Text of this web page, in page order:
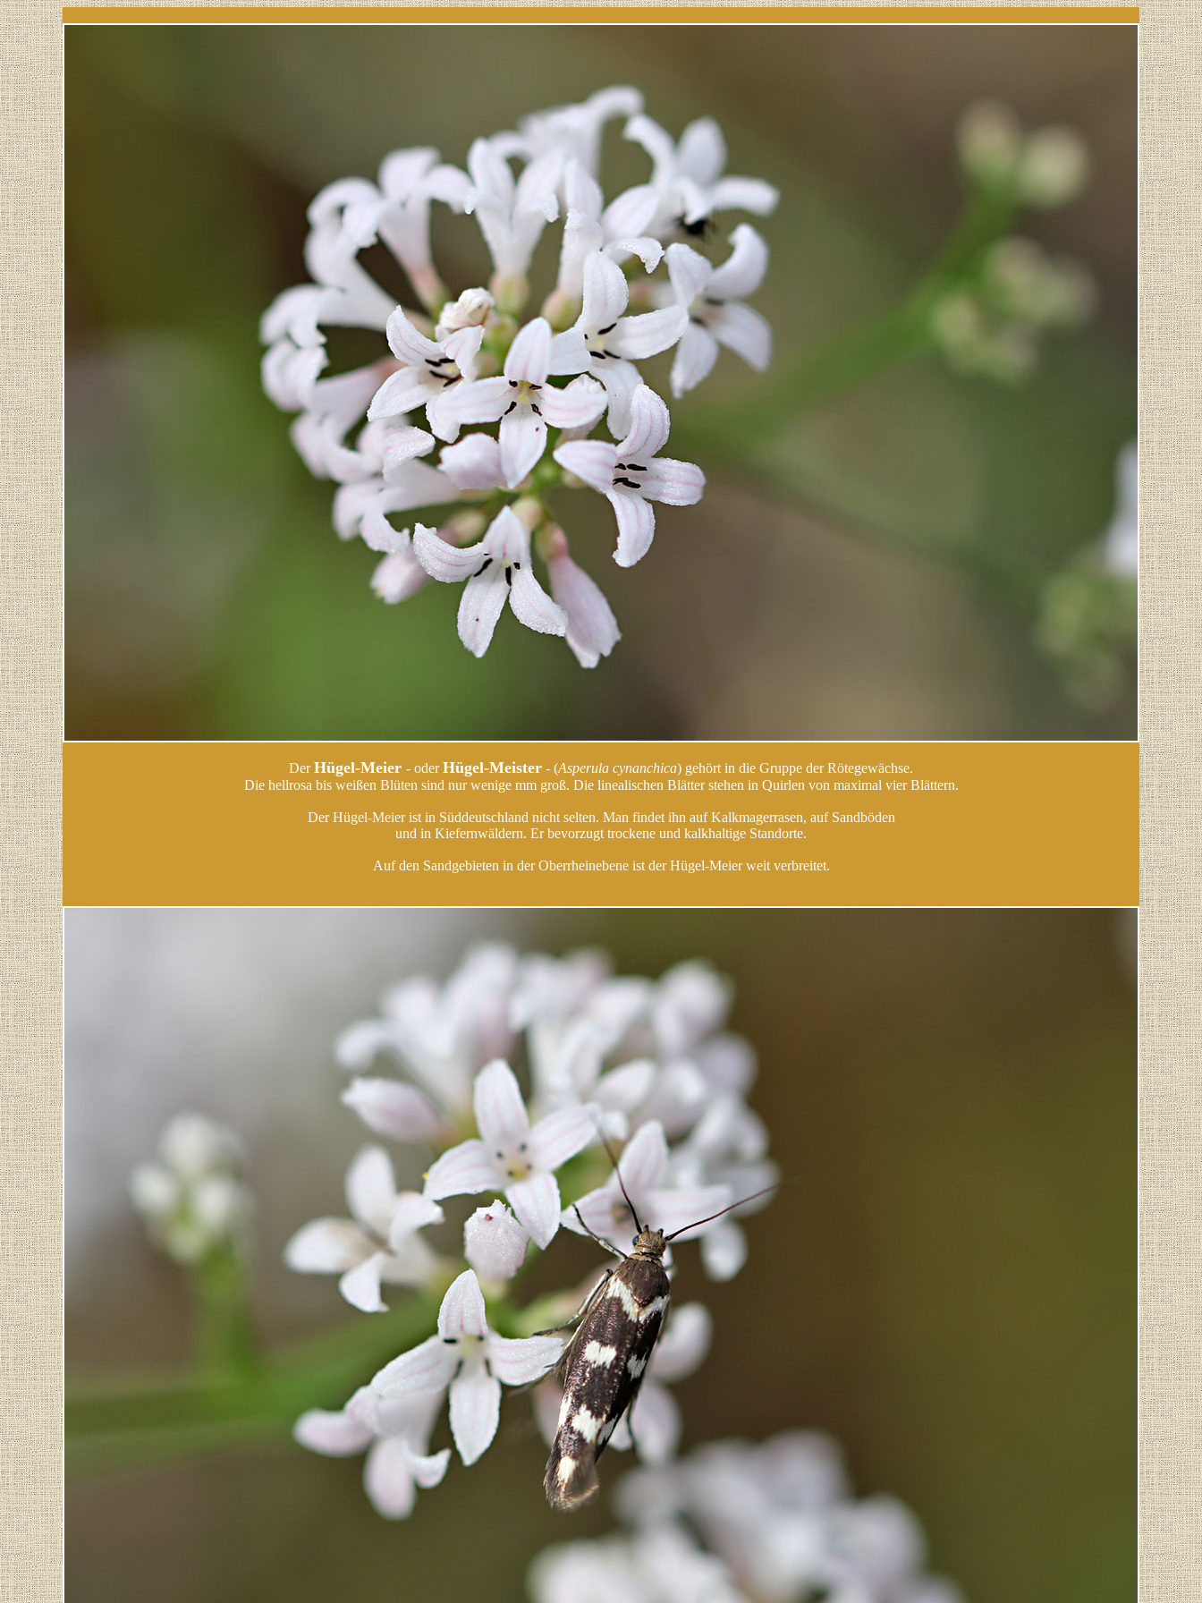
DerHügel-Meier - oderHügel-Meister - (Asperula cynanchica) gehört in die Gruppe der Rötegewächse.
Die hellrosa bis weißen Blüten sind nur wenige mm groß. Die linealischen Blätter stehen in Quirlen von maximal vier Blättern.
Der Hügel-Meier ist in Süddeutschland nicht selten. Man findet ihn auf Kalkmagerrasen, auf Sandböden
und in Kiefernwäldern. Er bevorzugt trockene und kalkhaltige Standorte.
Auf den Sandgebieten in der Oberrheinebene ist der Hügel-Meier weit verbreitet.